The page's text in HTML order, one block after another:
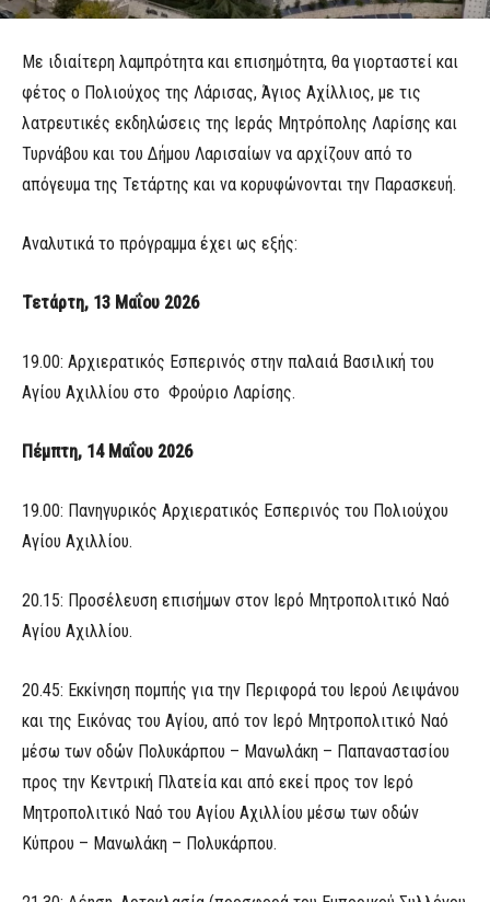
Με ιδιαίτερη λαμπρότητα και επισημότητα, θα γιορταστεί και
φέτος ο Πολιούχος της Λάρισας, Άγιος Αχίλλιος, με τις
λατρευτικές εκδηλώσεις της Ιεράς Μητρόπολης Λαρίσης και
Τυρνάβου και του Δήμου Λαρισαίων να αρχίζουν από το
απόγευμα της Τετάρτης και να κορυφώνονται την Παρασκευή.
Αναλυτικά το πρόγραμμα έχει ως εξής:
Τετάρτη, 13 Μαΐου 2026
19.00: Αρχιερατικός Εσπερινός στην παλαιά Βασιλική του
Αγίου Αχιλλίου στο Φρούριο Λαρίσης.
Πέμπτη, 14 Μαΐου 2026
19.00: Πανηγυρικός Αρχιερατικός Εσπερινός του Πολιούχου
Αγίου Αχιλλίου.
20.15: Προσέλευση επισήμων στον Ιερό Μητροπολιτικό Ναό
Αγίου Αχιλλίου.
20.45: Εκκίνηση πομπής για την Περιφορά του Ιερού Λειψάνου
και της Εικόνας του Αγίου, από τον Ιερό Μητροπολιτικό Ναό
μέσω των οδών Πολυκάρπου – Μανωλάκη – Παπαναστασίου
προς την Κεντρική Πλατεία και από εκεί προς τον Ιερό
Μητροπολιτικό Ναό του Αγίου Αχιλλίου μέσω των οδών
Κύπρου – Μανωλάκη – Πολυκάρπου.